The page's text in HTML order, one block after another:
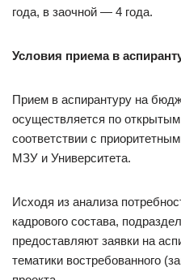
года, в заочной — 4 года.
Условия приема в
Прием в аспирантуру на
осуществляется по
соответствии с
МЗУ и Университета.
Исходя из анализа
кадрового состава,
предоставляют заявки на
тематики востребованного